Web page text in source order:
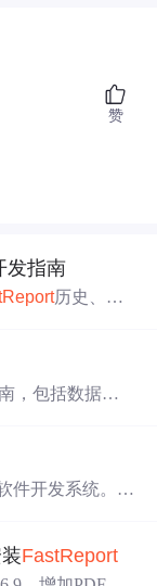
赞
发指南
Report历史、内
，包括数据源
件开发系统。主
，.NET版的安
FastReport